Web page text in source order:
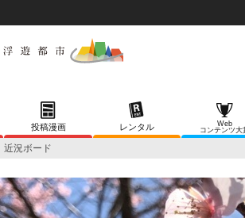
投稿漫画 レンタル
Web
コンテンツ大
近況ボード